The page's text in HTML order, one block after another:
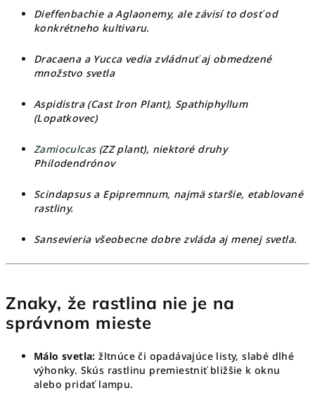
Dieffenbachie a Aglaonemy, ale závisí to dosť od
konkrétneho kultivaru.
Dracaena a Yucca vedia zvládnuť aj obmedzené
množstvo svetla
Aspidistra (Cast Iron Plant), Spathiphyllum
(Lopatkovec)
Zamioculcas (ZZ plant), niektoré druhy
Philodendrónov
Scindapsus a Epipremnum, najmä staršie, etablované
rastliny.
Sansevieria všeobecne dobre zvláda aj menej svetla.
Znaky, že rastlina nie je na
správnom mieste
Málo svetla: žltnúce či opadávajúce listy, slabé dlhé
výhonky. Skús rastlinu premiestniť bližšie k oknu
alebo pridať lampu.